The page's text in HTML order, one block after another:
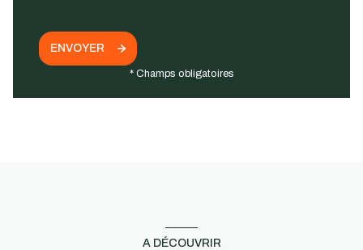
ENVOYER
* Champs obligatoires
A DÉCOUVRIR